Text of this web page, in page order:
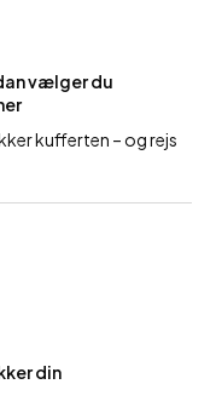
vælger du
kufferten – og rejs
din